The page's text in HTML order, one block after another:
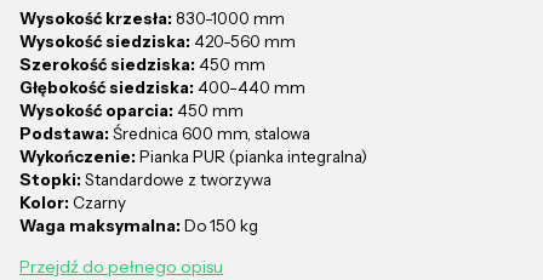
Wysokość krzesła: 830-1000 mm
Wysokość siedziska: 420-560 mm
Szerokość siedziska: 450 mm
Głębokość siedziska: 400-440 mm
Wysokość oparcia: 450 mm
Podstawa: Średnica 600 mm, stalowa
Wykończenie: Pianka PUR (pianka integralna)
Stopki: Standardowe z tworzywa
Kolor: Czarny
Waga maksymalna: Do 150 kg
Przejdź do pełnego opisu